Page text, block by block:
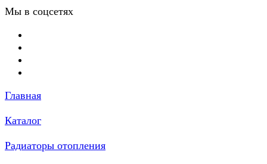
Мы в соцсетях
Главная
Каталог
Радиаторы отопления